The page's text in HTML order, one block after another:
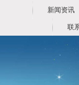
新闻资讯
联